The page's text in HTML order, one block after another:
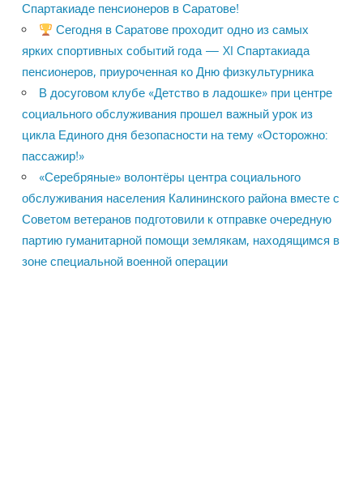
Спартакиаде пенсионеров в Саратове!
Сегодня в Саратове проходит одно из самых
ярких спортивных событий года — XI Спартакиада
пенсионеров, приуроченная ко Дню физкультурника
В досуговом клубе «Детство в ладошке» при центре
социального обслуживания прошел важный урок из
цикла Единого дня безопасности на тему «Осторожно:
пассажир!»
«Серебряные» волонтёры центра социального
обслуживания населения Калининского района вместе с
Советом ветеранов подготовили к отправке очередную
партию гуманитарной помощи землякам, находящимся в
зоне специальной военной операции